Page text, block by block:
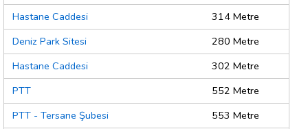
Hastane Caddesi
314 Metre
Deniz Park Sitesi
280 Metre
Hastane Caddesi
302 Metre
PTT
552 Metre
PTT - Tersane Şubesi
553 Metre